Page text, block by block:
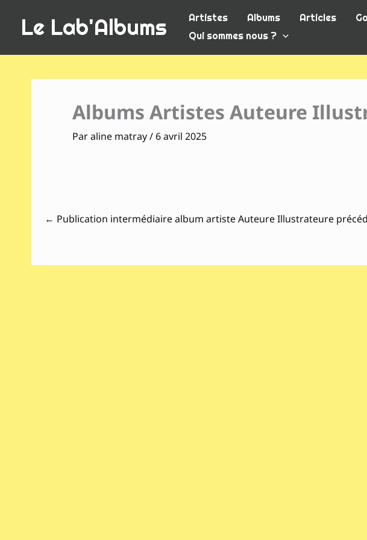
contenuLe Lab'Albums Artistes Albums Articles
Qui sommes nous ?
Albums Artistes Auteure
Paraline matray/6 avril 2025
← Publication intermédiaire album artiste Auteure Illustrateure